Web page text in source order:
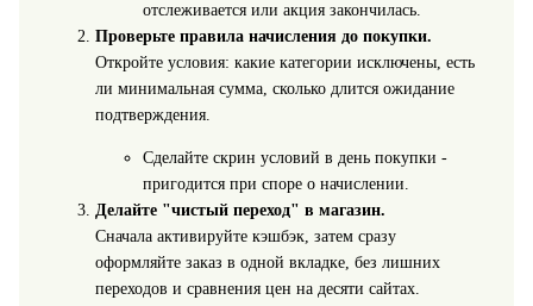
отслеживается или акция закончилась.
Проверьте правила начисления до покупки.
Откройте условия: какие категории исключены, есть
ли минимальная сумма, сколько длится ожидание
подтверждения.
Сделайте скрин условий в день покупки -
пригодится при споре о начислении.
Делайте "чистый переход" в магазин.
Сначала активируйте кэшбэк, затем сразу
оформляйте заказ в одной вкладке, без лишних
переходов и сравнения цен на десяти сайтах.